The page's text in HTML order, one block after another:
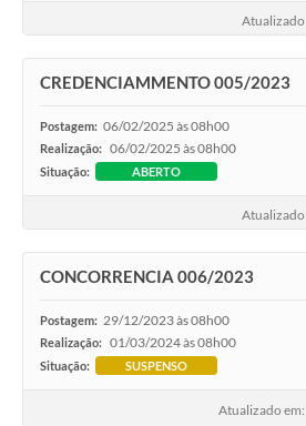
CREDENCIAMMENTO 005/2023
Postagem: 06/02/2025 às 08h00
Realização: 06/02/2025 às 08h00
Situação: ABERTO
CONCORRENCIA 006/2023
Postagem: 29/12/2023 às 08h00
Realização: 01/03/2024 às 08h00
Situação: SUSPENSO
Atualizado